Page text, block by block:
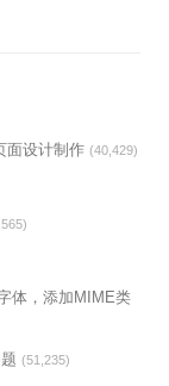
面设计制作 (40,429)
体，添加MIME类
(51,235)